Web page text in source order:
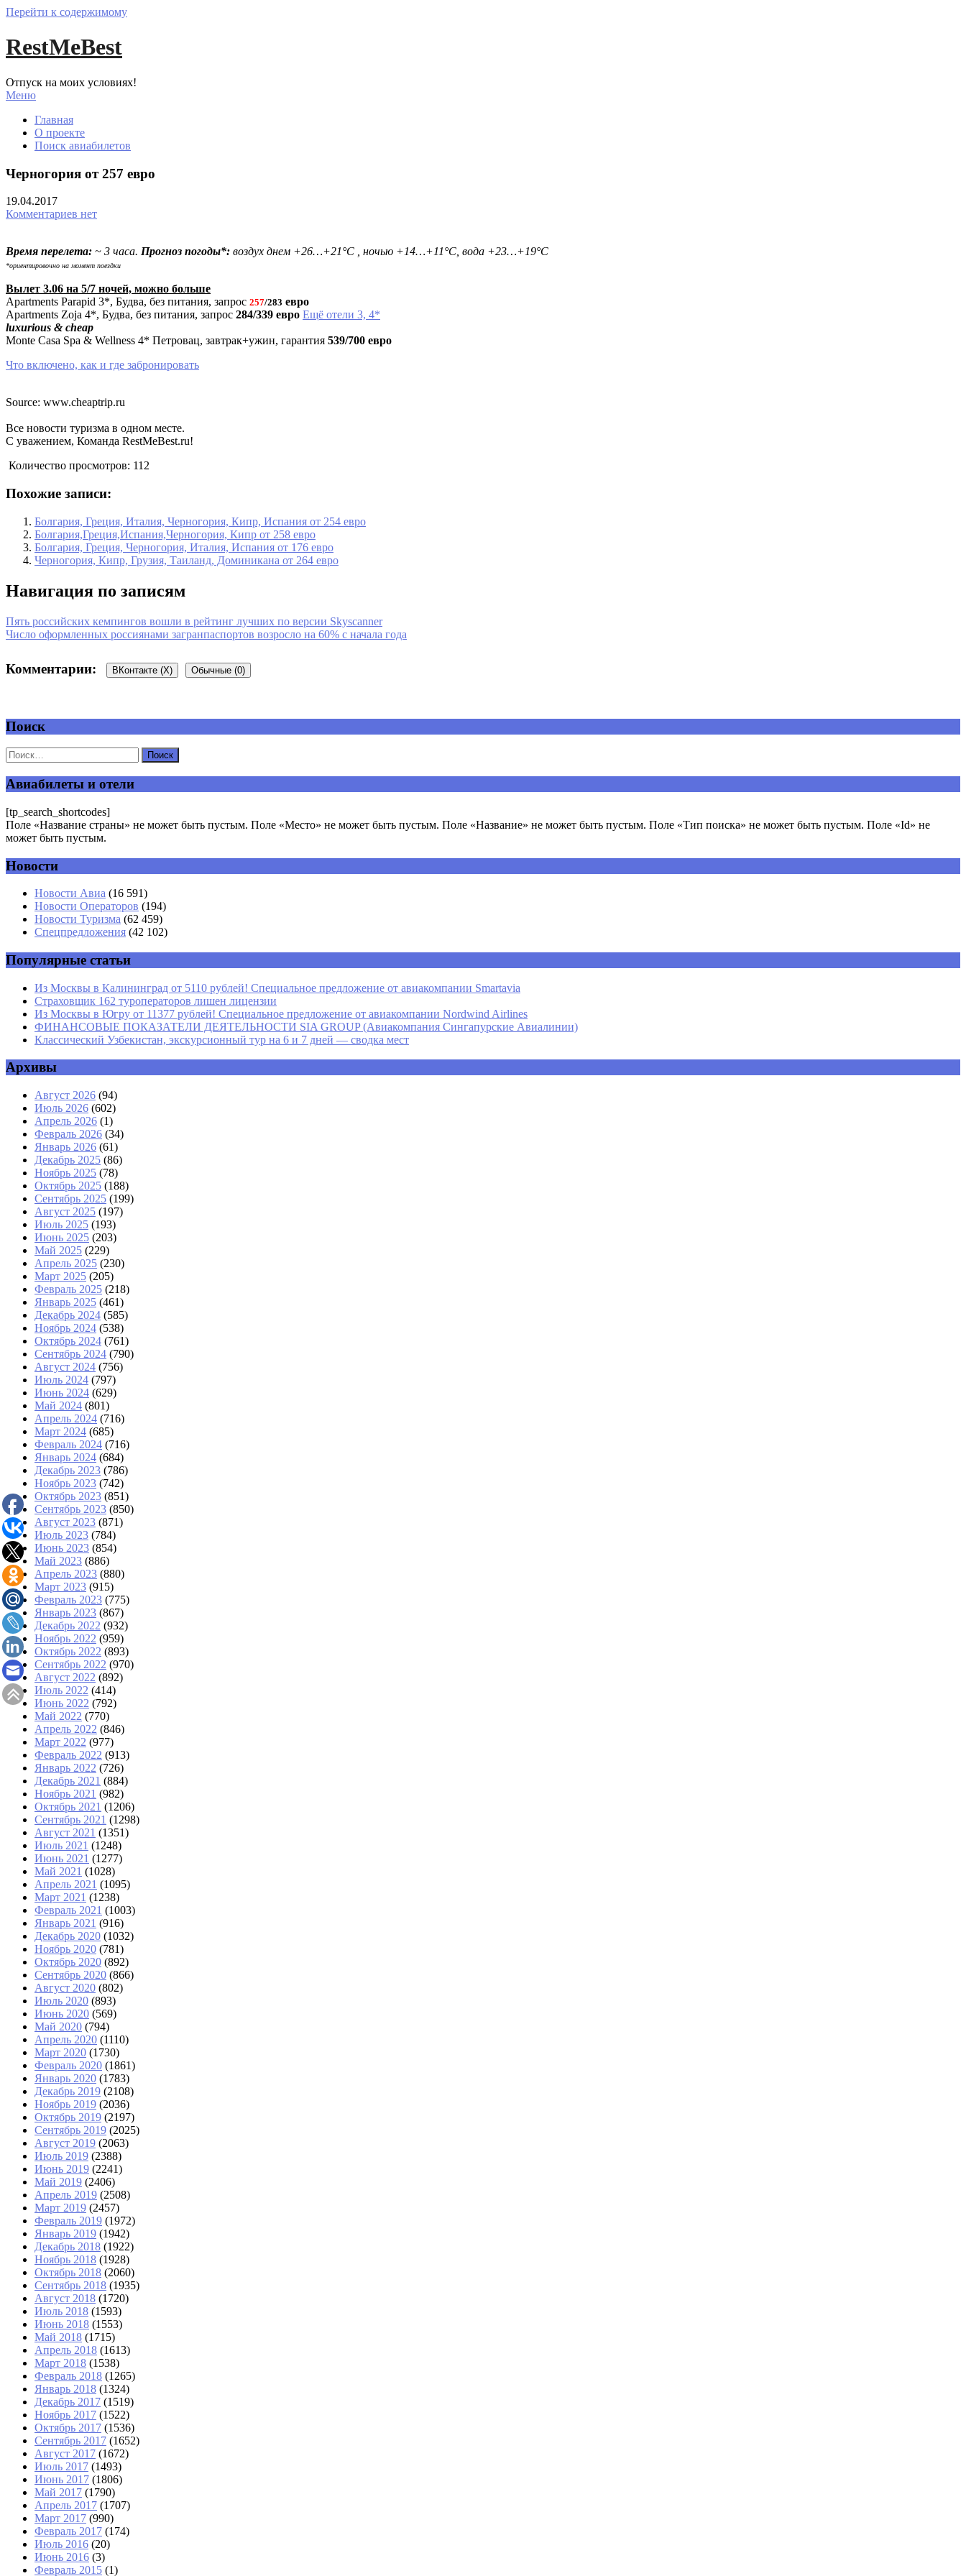
Перейти к содержимому
RestMeBest
Отпуск на моих условиях!
Меню
Главная
О проекте
Поиск авиабилетов
Черногория от 257 евро
19.04.2017
Комментариев нет
Время перелета: ~ 3 часа. Прогноз погоды*: воздух днем +26…+21°С , ночью +14…+11°С, вода +23…+19°С
*ориентировочно на момент поездки
Вылет 3.06 на 5/7 ночей, можно больше
Apartments Parapid 3*, Будва, без питания, запрос 257/283 евро
Apartments Zoja 4*, Будва, без питания, запрос 284/339 евро Ещё отели 3, 4*
luxurious & cheap
Monte Casa Spa & Wellness 4* Петровац, завтрак+ужин, гарантия 539/700 евро
Что включено, как и где забронировать
Source: www.cheaptrip.ru
Все новости туризма в одном месте.
С уважением, Команда RestMeBest.ru!
Количество просмотров: 112
Похожие записи:
Болгария, Греция, Италия, Черногория, Кипр, Испания от 254 евро
Болгария,Греция,Испания,Черногория, Кипр от 258 евро
Болгария, Греция, Черногория, Италия, Испания от 176 евро
Черногория, Кипр, Грузия, Таиланд, Доминикана от 264 евро
Навигация по записям
Пять российских кемпингов вошли в рейтинг лучших по версии Skyscanner
Число оформленных россиянами загранпаспортов возросло на 60% с начала года
Комментарии: ВКонтакте (X) Обычные (0)
Добавить комментарий
Ваш адрес email не будет опубликован.
Комментарий
Имя *
Email*
Поиск
Авиабилеты и отели
[tp_search_shortcodes]
Поле «Название страны» не может быть пустым. Поле «Место» не может быть пустым. Поле «Название» не может быть пустым. Поле «Тип поиска» не может быть пустым. Поле «Id» не
может быть пустым.
Новости
Новости Авиа (16 591)
Новости Операторов (194)
Новости Туризма (62 459)
Спецпредложения (42 102)
Популярные статьи
Из Москвы в Калининград от 5110 рублей! Специальное предложение от авиакомпании Smartavia
Страховщик 162 туроператоров лишен лицензии
Из Москвы в Югру от 11377 рублей! Специальное предложение от авиакомпании Nordwind Airlines
ФИНАНСОВЫЕ ПОКАЗАТЕЛИ ДЕЯТЕЛЬНОСТИ SIA GROUP (Авиакомпания Сингапурские Авиалинии)
Классический Узбекистан, экскурсионный тур на 6 и 7 дней — сводка мест
Архивы
Август 2026 (94)
Июль 2026 (602)
Апрель 2026 (1)
Февраль 2026 (34)
Январь 2026 (61)
Декабрь 2025 (86)
Ноябрь 2025 (78)
Октябрь 2025 (188)
Сентябрь 2025 (199)
Август 2025 (197)
Июль 2025 (193)
Июнь 2025 (203)
Май 2025 (229)
Апрель 2025 (230)
Март 2025 (205)
Февраль 2025 (218)
Январь 2025 (461)
Декабрь 2024 (585)
Ноябрь 2024 (538)
Октябрь 2024 (761)
Сентябрь 2024 (790)
Август 2024 (756)
Июль 2024 (797)
Июнь 2024 (629)
Май 2024 (801)
Апрель 2024 (716)
Март 2024 (685)
Февраль 2024 (716)
Январь 2024 (684)
Декабрь 2023 (786)
Ноябрь 2023 (742)
Октябрь 2023 (851)
Сентябрь 2023 (850)
Август 2023 (871)
Июль 2023 (784)
Июнь 2023 (854)
Май 2023 (886)
Апрель 2023 (880)
Март 2023 (915)
Февраль 2023 (775)
Январь 2023 (867)
Декабрь 2022 (932)
Ноябрь 2022 (959)
Октябрь 2022 (893)
Сентябрь 2022 (970)
Август 2022 (892)
Июль 2022 (414)
Июнь 2022 (792)
Май 2022 (770)
Апрель 2022 (846)
Март 2022 (977)
Февраль 2022 (913)
Январь 2022 (726)
Декабрь 2021 (884)
Ноябрь 2021 (982)
Октябрь 2021 (1206)
Сентябрь 2021 (1298)
Август 2021 (1351)
Июль 2021 (1248)
Июнь 2021 (1277)
Май 2021 (1028)
Апрель 2021 (1095)
Март 2021 (1238)
Февраль 2021 (1003)
Январь 2021 (916)
Декабрь 2020 (1032)
Ноябрь 2020 (781)
Октябрь 2020 (892)
Сентябрь 2020 (866)
Август 2020 (802)
Июль 2020 (893)
Июнь 2020 (569)
Май 2020 (794)
Апрель 2020 (1110)
Март 2020 (1730)
Февраль 2020 (1861)
Январь 2020 (1783)
Декабрь 2019 (2108)
Ноябрь 2019 (2036)
Октябрь 2019 (2197)
Сентябрь 2019 (2025)
Август 2019 (2063)
Июль 2019 (2388)
Июнь 2019 (2241)
Май 2019 (2406)
Апрель 2019 (2508)
Март 2019 (2457)
Февраль 2019 (1972)
Январь 2019 (1942)
Декабрь 2018 (1922)
Ноябрь 2018 (1928)
Октябрь 2018 (2060)
Сентябрь 2018 (1935)
Август 2018 (1720)
Июль 2018 (1593)
Июнь 2018 (1553)
Май 2018 (1715)
Апрель 2018 (1613)
Март 2018 (1538)
Февраль 2018 (1265)
Январь 2018 (1324)
Декабрь 2017 (1519)
Ноябрь 2017 (1522)
Октябрь 2017 (1536)
Сентябрь 2017 (1652)
Август 2017 (1672)
Июль 2017 (1493)
Июнь 2017 (1806)
Май 2017 (1790)
Апрель 2017 (1707)
Март 2017 (990)
Февраль 2017 (174)
Июль 2016 (20)
Июнь 2016 (3)
Февраль 2015 (1)